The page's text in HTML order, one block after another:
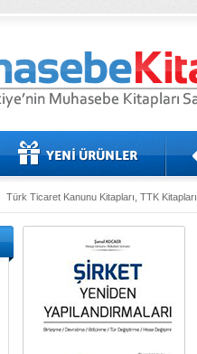
Türk Ticaret Kanunu Kitapları, TTK Kitapları